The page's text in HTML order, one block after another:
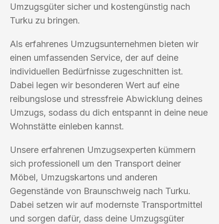
Umzugsgüter sicher und kostengünstig nach
Turku zu bringen.
Als erfahrenes Umzugsunternehmen bieten wir
einen umfassenden Service, der auf deine
individuellen Bedürfnisse zugeschnitten ist.
Dabei legen wir besonderen Wert auf eine
reibungslose und stressfreie Abwicklung deines
Umzugs, sodass du dich entspannt in deine neue
Wohnstätte einleben kannst.
Unsere erfahrenen Umzugsexperten kümmern
sich professionell um den Transport deiner
Möbel, Umzugskartons und anderen
Gegenstände von Braunschweig nach Turku.
Dabei setzen wir auf modernste Transportmittel
und sorgen dafür, dass deine Umzugsgüter